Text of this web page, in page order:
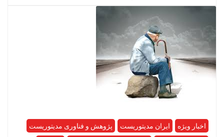
اخبار ویژه ایران مدیتوریست
پژوهش و فناوری مدیتوریست